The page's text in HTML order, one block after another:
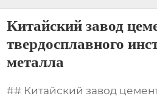
Китайский завод
твердосплавного
металла
## Китайский завод